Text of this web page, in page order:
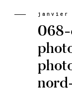
Portfolio
A PROPOS
janvier